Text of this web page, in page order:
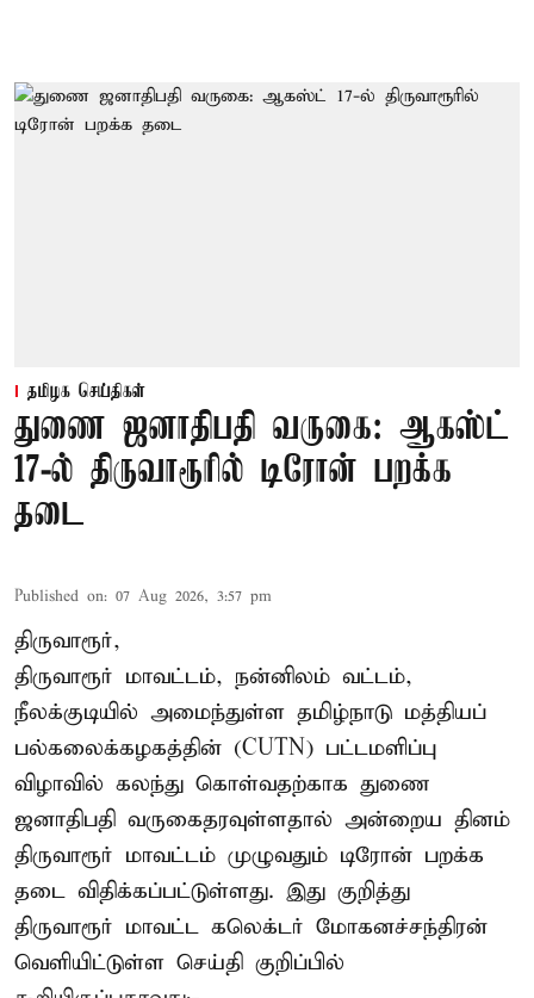
தமிழக செய்திகள்
துணை ஜனாதிபதி வருகை: ஆகஸ்ட்
17-ல் திருவாரூரில் டிரோன் பறக்க
தடை
Published on: 07 Aug 2026, 3:57 pm
திருவாரூர்,
திருவாரூர் மாவட்டம், நன்னிலம் வட்டம்,
நீலக்குடியில் அமைந்துள்ள தமிழ்நாடு மத்தியப்
பல்கலைக்கழகத்தின் (CUTN) பட்டமளிப்பு
விழாவில் கலந்து கொள்வதற்காக துணை
ஜனாதிபதி வருகைதரவுள்ளதால் அன்றைய தினம்
திருவாரூர் மாவட்டம் முழுவதும் டிரோன் பறக்க
தடை விதிக்கப்பட்டுள்ளது. இது குறித்து
திருவாரூர் மாவட்ட கலெக்டர் மோகனச்சந்திரன்
வெளியிட்டுள்ள செய்தி குறிப்பில்